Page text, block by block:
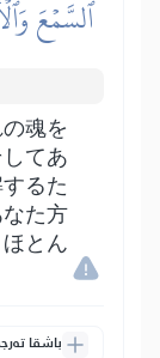
ٱلسَّمۡعَ
魂を
てあ
るた
た方
とん
باشقا